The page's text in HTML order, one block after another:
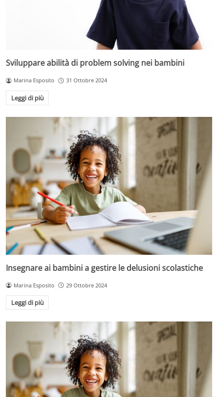
Sviluppare abilità di problem solving nei bambini
Marina Esposito 31 Ottobre 2024
Leggi di più
Insegnare ai bambini a gestire le delusioni scolastiche
Marina Esposito 29 Ottobre 2024
Leggi di più